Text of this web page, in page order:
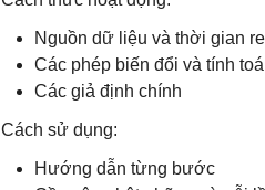
Nguồn dữ liệu và thời gian
Các phép biến đổi và tính
Các giả định chính
Cách sử dụng:
Hướng dẫn từng bước